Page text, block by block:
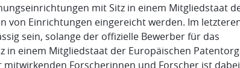
mit Sitz in einem Mitgliedstaat
Einrichtungen eingereicht werden. Im
sein, solange der offizielle Bewerber für das
in einem Mitgliedstaat der Europäischen
Forscherinnen und Forscher ist dabei